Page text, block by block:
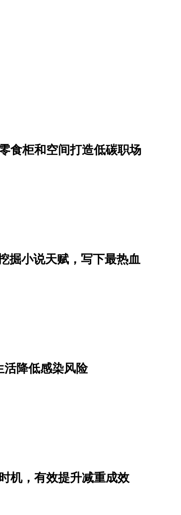
食柜和空间打造低碳职场
掘小说天赋，写下最热血
活降低感染风险
机，有效提升减重成效